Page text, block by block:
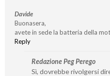
Davide
Buonasera,
avete in sede la batteria della
Reply
Redazione Peg Perego
Sì, dovrebbe rivolgersi